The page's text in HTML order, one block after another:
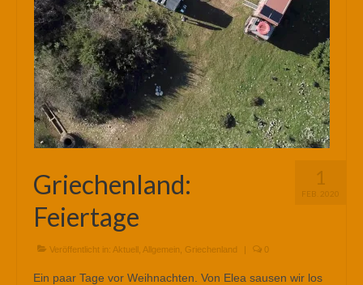
1
FEB. 2020
Griechenland:
Feiertage
Veröffentlicht in: Aktuell Allgemein Griechenland | 0
Ein paar Tage vor Weihnachten. Von Elea sausen wir los